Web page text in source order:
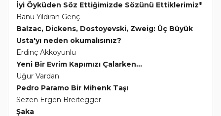
İyi Öyküden Söz Ettiğimizde Sözünü Ettiklerimiz*
Banu Yıldıran Genç
Balzac, Dickens, Dostoyevski, Zweig: Üç Büyük
Usta'yı neden okumalısınız?
Erdinç Akkoyunlu
Yeni Bir Evrim Kapımızı Çalarken...
Uğur Vardan
Pedro Paramo Bir Mihenk Taşı
Sezen Ergen Breitegger
Şaka